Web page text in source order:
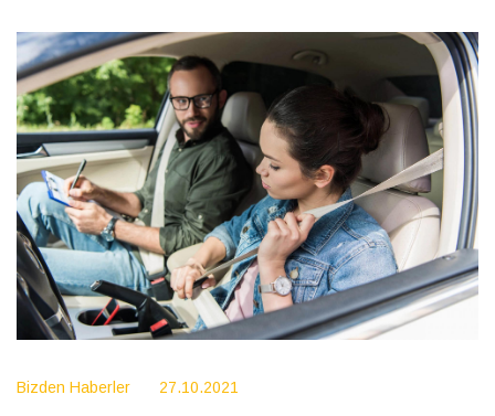
Bizden Haberler 27.10.2021